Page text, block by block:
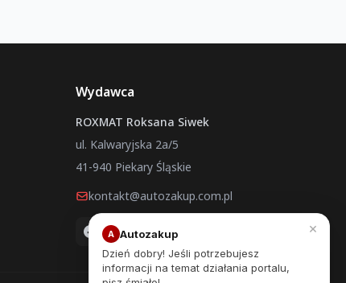
Wydawca
ROXMAT Roksana Siwek
ul. Kalwaryjska 2a/5
41-940 Piekary Śląskie
kontakt@autozakup.com.pl
×
A Autozakup
Dzień dobry! Jeśli potrzebujesz
informacji na temat działania portalu,